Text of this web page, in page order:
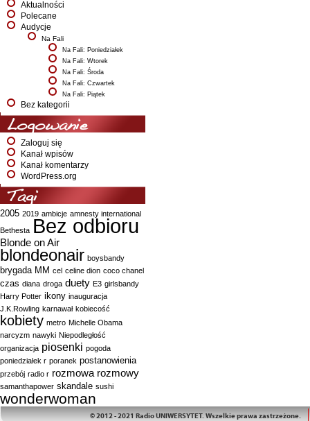
Aktualności
Polecane
Audycje
Na Fali
Na Fali: Poniedziałek
Na Fali: Wtorek
Na Fali: Środa
Na Fali: Czwartek
Na Fali: Piątek
Bez kategorii
Logowanie
Zaloguj się
Kanał wpisów
Kanał komentarzy
WordPress.org
Tagi
2005 2019 ambicje amnesty international
Bethesta Bez odbioru
Blonde on Air
blondeonair boysbandy
brygada MM cel celine dion coco chanel
czas diana droga duety E3 girlsbandy
Harry Potter ikony inauguracja
J.K.Rowling karnawał kobiecość
kobiety metro Michelle Obama
narcyzm nawyki Niepodległość
organizacja piosenki pogoda
poniedziałek r poranek postanowienia
przebój radio r rozmowa rozmowy
samanthapower skandale sushi
wonderwoman
© 2012 - 2021 Radio UNIWERSYTET. Wszelkie prawa zastrzeżone.